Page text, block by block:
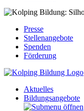
Presse
Stellenangebote
Spenden
Förderung
Aktuelles
Bildungsangebote